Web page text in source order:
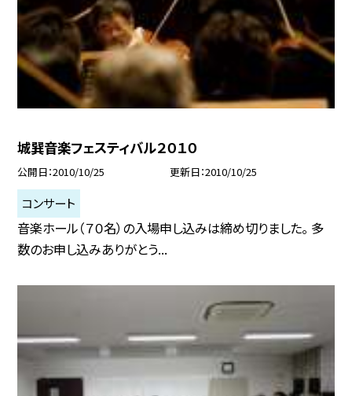
城巽音楽フェスティバル２０１０
公開日 2010/10/25 更新日 2010/10/25
コンサート
音楽ホール（７０名）の入場申し込みは締め切りました。 多
数のお申し込みありがとう...